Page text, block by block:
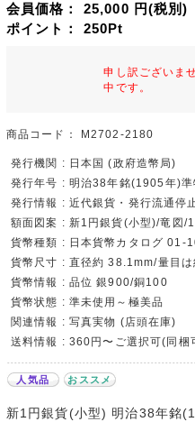
会員価格： 25,000 円(税別)
ポイント： 250Pt
申し訳ございま
中です。
商品コード： M2702-2180
発行機関 : 日本国 (政府造幣局)
発行年号 : 明治38年銘(1905年)準
発行情報 : 近代銀貨・発行流通停
額面図案 : 新1円銀貨(小型)/竜図/1
貨幣種類 : 日本貨幣カタログ 01-
貨幣尺寸 : 直径約 38.1mm/量目
貨幣情報 : 品位 銀900/銅100
貨幣状態 : 準未使用～極美品
関連情報 : 写真実物 (店頭在庫)
送料情報 : 360円〜ご選択可(同梱
人気品 おススメ
新1円銀貨(小型) 明治38年銘